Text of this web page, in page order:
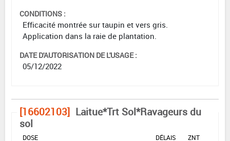
CONDITIONS :
Efficacité montrée sur taupin et vers gris.
Application dans la raie de plantation.
DATE D'AUTORISATION DE L'USAGE :
05/12/2022
[16602103] Laitue*Trt Sol*Ravageurs du
sol
DOSE
DÉLAIS
ZNT